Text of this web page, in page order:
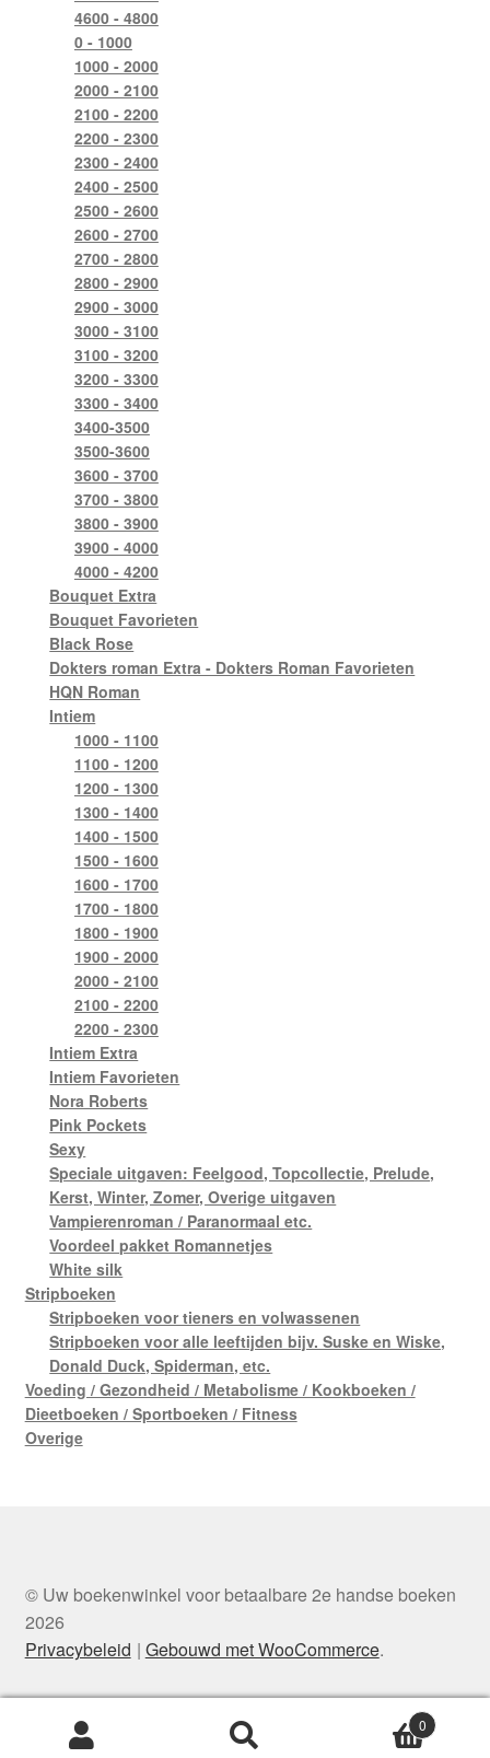
4600 - 4800
0 - 1000
1000 - 2000
2000 - 2100
2100 - 2200
2200 - 2300
2300 - 2400
2400 - 2500
2500 - 2600
2600 - 2700
2700 - 2800
2800 - 2900
2900 - 3000
3000 - 3100
3100 - 3200
3200 - 3300
3300 - 3400
3400-3500
3500-3600
3600 - 3700
3700 - 3800
3800 - 3900
3900 - 4000
4000 - 4200
Bouquet Extra
Bouquet Favorieten
Black Rose
Dokters roman Extra - Dokters Roman Favorieten
HQN Roman
Intiem
1000 - 1100
1100 - 1200
1200 - 1300
1300 - 1400
1400 - 1500
1500 - 1600
1600 - 1700
1700 - 1800
1800 - 1900
1900 - 2000
2000 - 2100
2100 - 2200
2200 - 2300
Intiem Extra
Intiem Favorieten
Nora Roberts
Pink Pockets
Sexy
Speciale uitgaven: Feelgood, Topcollectie, Prelude,
Kerst, Winter, Zomer, Overige uitgaven
Vampierenroman / Paranormaal etc.
Voordeel pakket Romannetjes
White silk
Stripboeken
Stripboeken voor tieners en volwassenen
Stripboeken voor alle leeftijden bijv. Suske en Wiske,
Donald Duck, Spiderman, etc.
Voeding / Gezondheid / Metabolisme / Kookboeken /
Dieetboeken / Sportboeken / Fitness
Overige
© Uw boekenwinkel voor betaalbare 2e handse boeken
2026
Privacybeleid
Gebouwd met WooCommerce.
Zoeken
0